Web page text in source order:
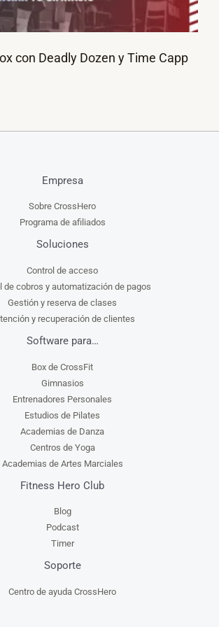
con Deadly Dozen y Time Capp
Empresa
Sobre CrossHero
Programa de afiliados
Soluciones
Control de acceso
de cobros y automatización de pagos
Gestión y reserva de clases
y recuperación de clientes
Software para…
Box de CrossFit
Gimnasios
Entrenadores Personales
Estudios de Pilates
Academias de Danza
Centros de Yoga
Academias de Artes Marciales
Fitness Hero Club
Blog
Podcast
Timer
Soporte
Centro de ayuda CrossHero